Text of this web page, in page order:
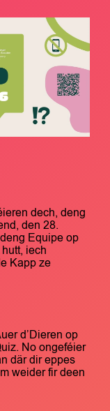
dech, deng
den 28.
Equipe op
iech
Kapp ze
d’Dieren op
No ongeféier
där dir eppes
weider fir deen